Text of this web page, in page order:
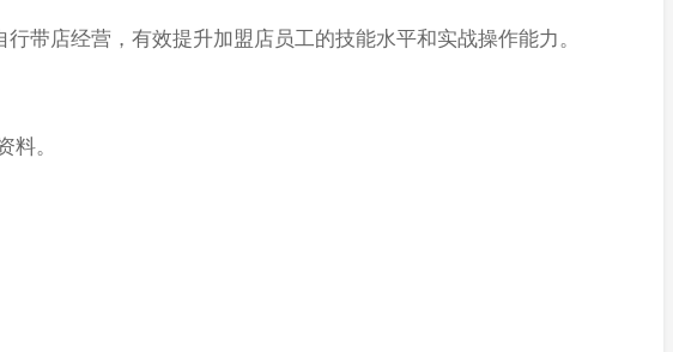
带店经营，有效提升加盟店员工的技能水平和实战操作能力。
料。